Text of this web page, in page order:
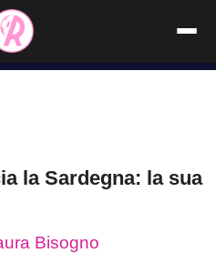
la Sardegna: la sua
Bisogno